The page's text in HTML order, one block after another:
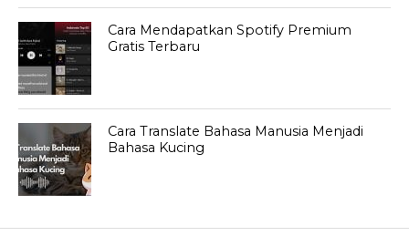
Cara Mendapatkan Spotify Premium
Gratis Terbaru
Cara Translate Bahasa Manusia Menjadi
Bahasa Kucing